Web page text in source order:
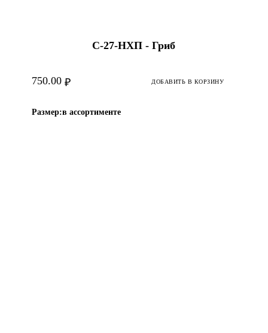
С-27-НХП - Гриб
₽
750.00 ДОБАВИТЬ В КОРЗИНУ
Размер:в ассортименте